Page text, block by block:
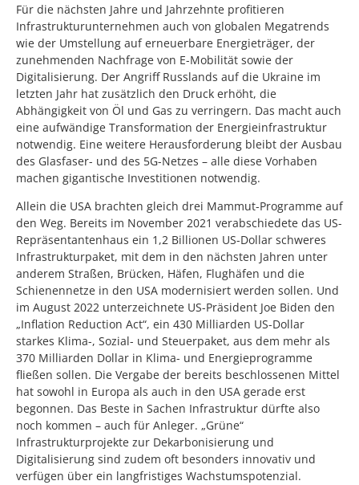
Für die nächsten Jahre und Jahrzehnte profitieren
Infrastrukturunternehmen auch von globalen Megatrends
wie der Umstellung auf erneuerbare Energieträger, der
zunehmenden Nachfrage von E-Mobilität sowie der
Digitalisierung. Der Angriff Russlands auf die Ukraine im
letzten Jahr hat zusätzlich den Druck erhöht, die
Abhängigkeit von Öl und Gas zu verringern. Das macht auch
eine aufwändige Transformation der Energieinfrastruktur
notwendig. Eine weitere Herausforderung bleibt der Ausbau
des Glasfaser- und des 5G-Netzes – alle diese Vorhaben
machen gigantische Investitionen notwendig.
Allein die USA brachten gleich drei Mammut-Programme auf
den Weg. Bereits im November 2021 verabschiedete das US-
Repräsentantenhaus ein 1,2 Billionen US-Dollar schweres
Infrastrukturpaket, mit dem in den nächsten Jahren unter
anderem Straßen, Brücken, Häfen, Flughäfen und die
Schienennetze in den USA modernisiert werden sollen. Und
im August 2022 unterzeichnete US-Präsident Joe Biden den
„Inflation Reduction Act“, ein 430 Milliarden US-Dollar
starkes Klima-, Sozial- und Steuerpaket, aus dem mehr als
370 Milliarden Dollar in Klima- und Energieprogramme
fließen sollen. Die Vergabe der bereits beschlossenen Mittel
hat sowohl in Europa als auch in den USA gerade erst
begonnen. Das Beste in Sachen Infrastruktur dürfte also
noch kommen – auch für Anleger. „Grüne“
Infrastrukturprojekte zur Dekarbonisierung und
Digitalisierung sind zudem oft besonders innovativ und
verfügen über ein langfristiges Wachstumspotenzial.